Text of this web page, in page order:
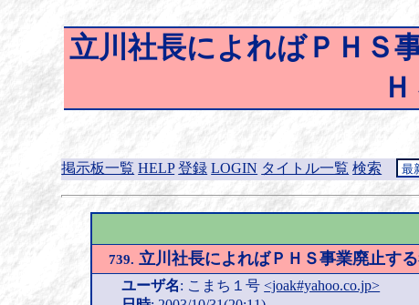
立川社長によればＰＨＳ
掲示板一覧 HELP 登録 LOGIN タイトル一覧 検索
739. 立川社長によればＰＨＳ事業廃止す
ユーザ名: こまち１号 <joak#yahoo.co.jp>